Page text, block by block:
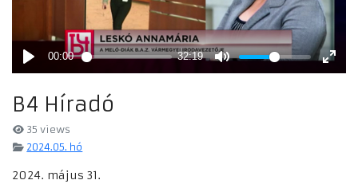
B4 Híradó
35 views
2024.05. hó
2024. május 31.